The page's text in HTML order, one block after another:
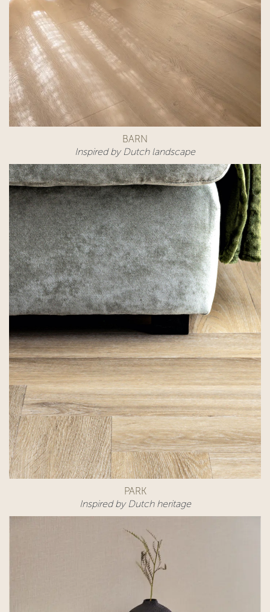
BARN
Inspired by Dutch landscape
PARK
Inspired by Dutch heritage